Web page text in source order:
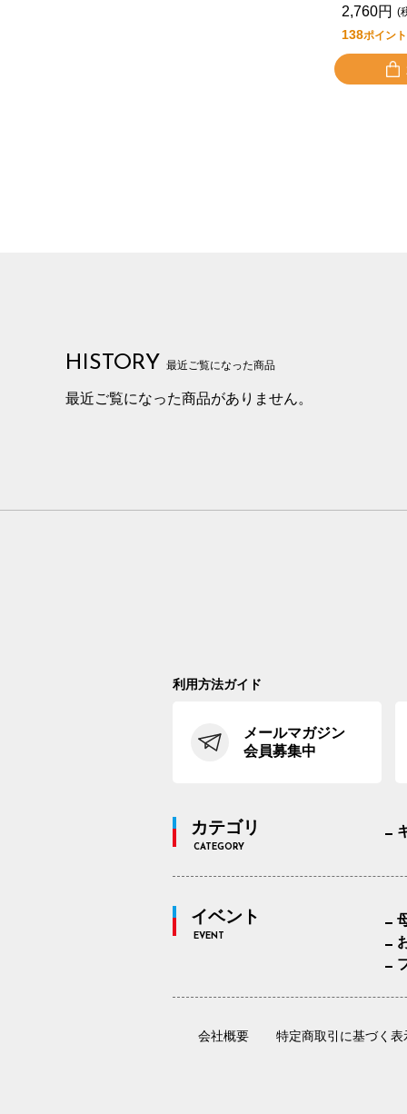
2,760円 (
138ポイント
HISTORY 最近ご覧になった商品
最近ご覧になった商品がありません。
利用方法ガイド
メールマガジン
会員募集中
カテゴリ
CATEGORY
イベント
EVENT
会社概要 特定商取引に基づく表